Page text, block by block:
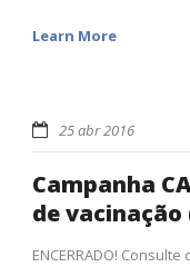
Learn More
25 abr 2016
Campanha
de vacinação
ENCERRADO!